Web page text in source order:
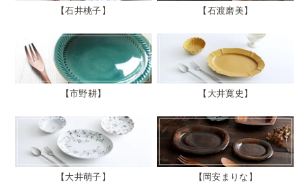
石井桃子 石渡磨美
市野耕 大井寛史
大井萌子 岡安まりな